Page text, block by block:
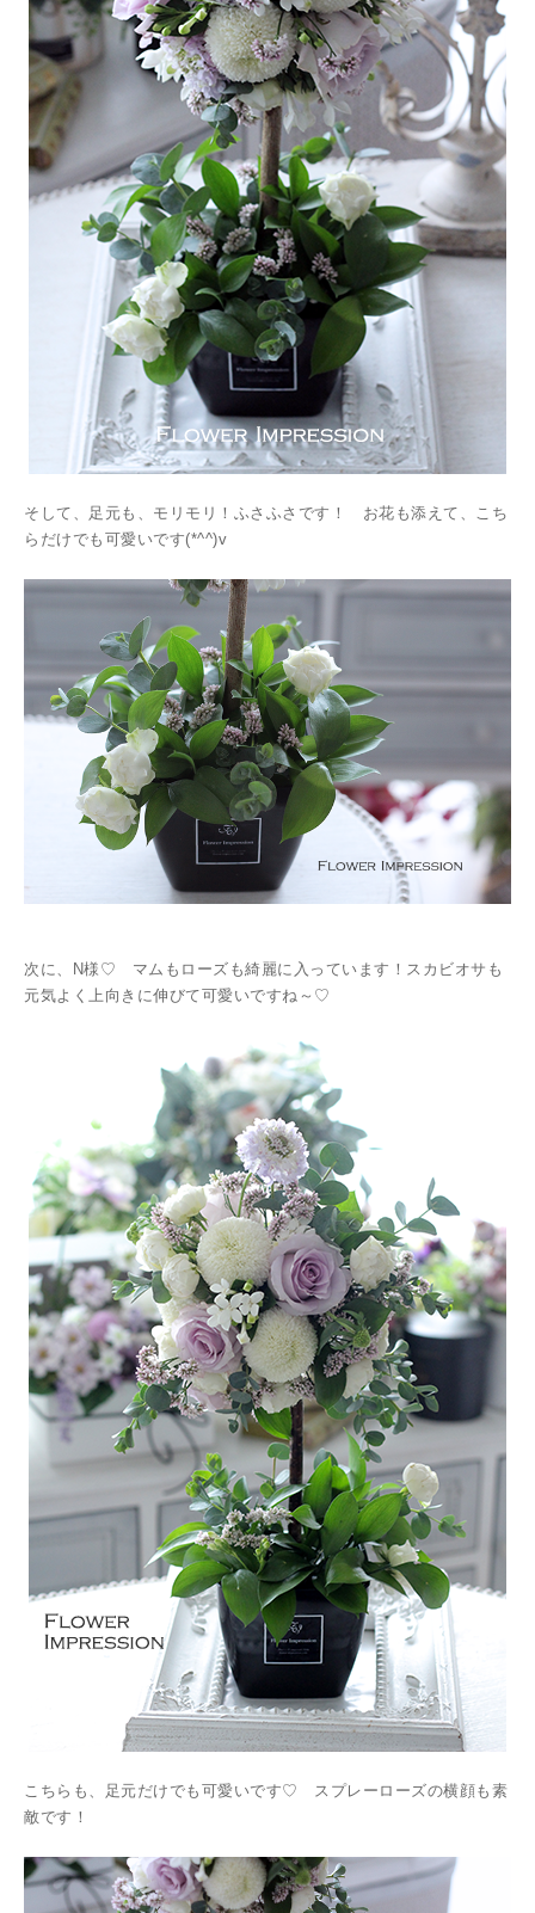
そして、足元も、モリモリ！ふさふさです！ お花も添えて、こち
らだけでも可愛いです(*^^)v
次に、N様♡ マムもローズも綺麗に入っています！スカビオサも
元気よく上向きに伸びて可愛いですね～♡
こちらも、足元だけでも可愛いです♡ スプレーローズの横顔も素
敵です！